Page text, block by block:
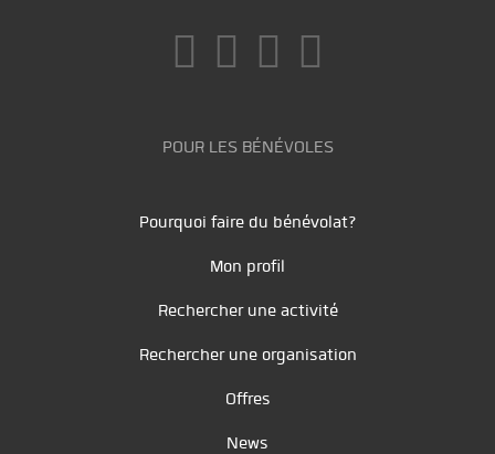
POUR LES BÉNÉVOLES
Pourquoi faire du bénévolat?
Mon profil
Rechercher une activité
Rechercher une organisation
Offres
News